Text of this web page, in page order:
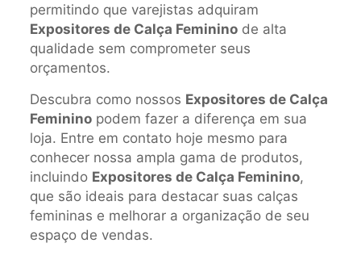
permitindo que varejistas adquiram
Expositores de Calça Femininode alta
qualidade sem comprometer seus
orçamentos.
Descubra como nossos Expositores de Calça
Femininopodem fazer a diferença em sua
loja. Entre em contato hoje mesmo para
conhecer nossa ampla gama de produtos,
incluindo Expositores de Calça Feminino,
que são ideais para destacar suas calças
femininas e melhorar a organização de seu
espaço de vendas.